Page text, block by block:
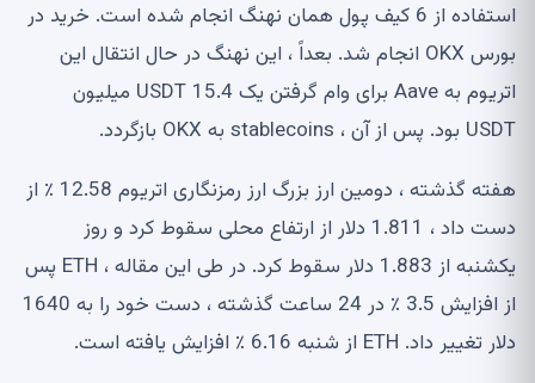
استفاده از 6 کیف پول همان نهنگ انجام شده است. خرید در
بورس OKX انجام شد. بعداً ، این نهنگ در حال انتقال این
اتریوم به Aave برای وام گرفتن یک USDT 15.4 میلیون
USDT بود. پس از آن ، stablecoins به OKX بازگردد.
هفته گذشته ، دومین ارز بزرگ ارز رمزنگاری اتریوم 12.58 ٪ از
دست داد ، 1.811 دلار از ارتفاع محلی سقوط کرد و روز
یکشنبه از 1.883 دلار سقوط کرد. در طی این مقاله ، ETH پس
از افزایش 3.5 ٪ در 24 ساعت گذشته ، دست خود را به 1640
دلار تغییر داد. ETH از شنبه 6.16 ٪ افزایش یافته است.